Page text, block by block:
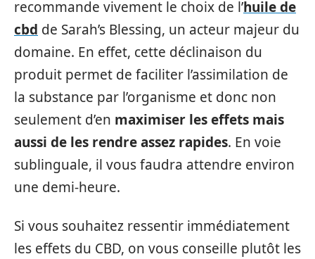
recommande vivement le choix de l’huile de
cbd de Sarah’s Blessing, un acteur majeur du
domaine. En effet, cette déclinaison du
produit permet de faciliter l’assimilation de
la substance par l’organisme et donc non
seulement d’en maximiser les effets mais
aussi de les rendre assez rapides. En voie
sublinguale, il vous faudra attendre environ
une demi-heure.
Si vous souhaitez ressentir immédiatement
les effets du CBD, on vous conseille plutôt les